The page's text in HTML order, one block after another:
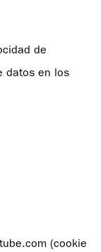
de
datos en los
(cookie